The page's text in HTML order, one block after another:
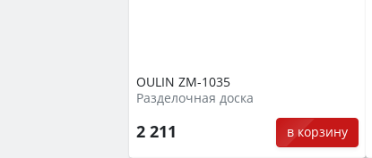
OULIN ZM-1035
Разделочная доска
2 211 в корзину